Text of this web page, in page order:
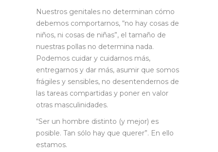
Nuestros genitales no determinan cómo
debemos comportarnos, “no hay cosas de
niños, ni cosas de niñas”, el tamaño de
nuestras pollas no determina nada.
Podemos cuidar y cuidarnos más,
entregarnos y dar más, asumir que somos
frágiles y sensibles, no desentendernos de
las tareas compartidas y poner en valor
otras masculinidades.
“Ser un hombre distinto (y mejor) es
posible. Tan sólo hay que querer”. En ello
estamos.